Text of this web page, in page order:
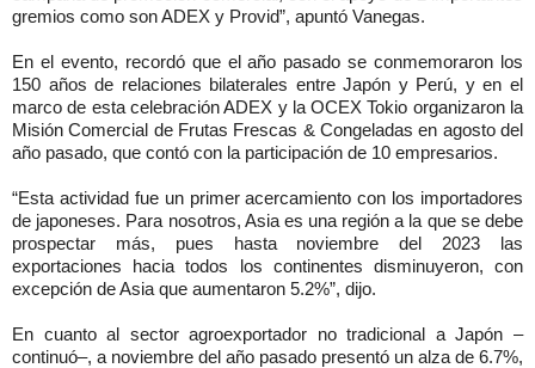
gremios como son ADEX y Provid”, apuntó Vanegas.
En el evento, recordó que el año pasado se conmemoraron los
150 años de relaciones bilaterales entre Japón y Perú, y en el
marco de esta celebración ADEX y la OCEX Tokio organizaron la
Misión Comercial de Frutas Frescas & Congeladas en agosto del
año pasado, que contó con la participación de 10 empresarios.
“Esta actividad fue un primer acercamiento con los importadores
de japoneses. Para nosotros, Asia es una región a la que se debe
prospectar más, pues hasta noviembre del 2023 las
exportaciones hacia todos los continentes disminuyeron, con
excepción de Asia que aumentaron 5.2%”, dijo.
En cuanto al sector agroexportador no tradicional a Japón –
continuó–, a noviembre del año pasado presentó un alza de 6.7%,